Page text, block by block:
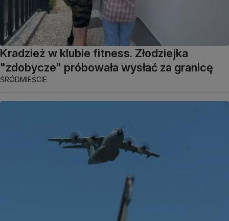
Kradzież w klubie fitness. Złodziejka
"zdobycze" próbowała wysłać za granicę
ŚRÓDMIEŚCIE